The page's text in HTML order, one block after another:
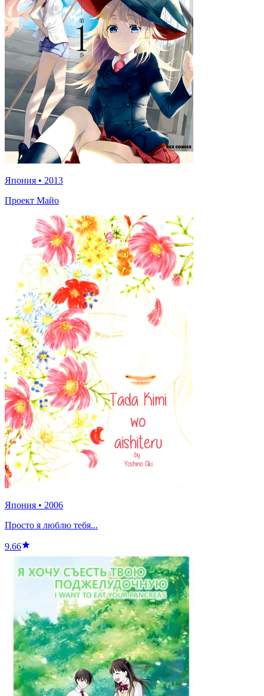
Япония • 2013
Проект Майо
Япония • 2006
Просто я люблю тебя...
9.66